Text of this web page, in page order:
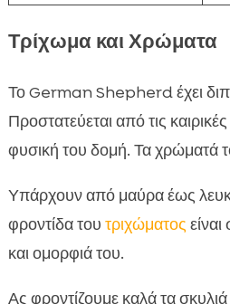
Τρίχωμα και Χρώματα
Το German Shepherd έχει
Προστατεύεται από τις
φυσική του δομή. Τα χρώματά
Υπάρχουν από μαύρα έως
φροντίδα του τριχώματος
και ομορφιά του.
Ας φροντίζουμε καλά τα σκυλιά